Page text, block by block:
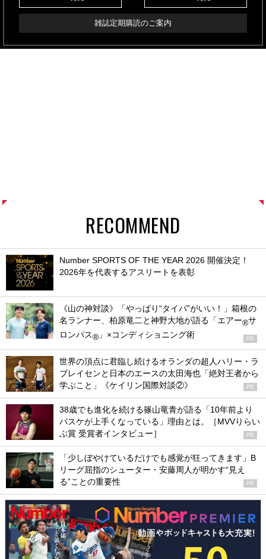
雑誌定期購読のご案内
RECOMMEND
Number SPORTS OF THE YEAR 2026 開催決定！
2026年を代表するアスリートを表彰
《山の神対談》「やっぱり“タイパ”がいい！」箱根の
名ランナー、柏原竜二と神野大地が語る「エアー®サ
ロンパス® 」×コンディショニング術 PR
世界の頂点に君臨し続けるオランダの超人ハリー・ラ
ブレイセンと日本のエースの太田海也「絶対王者から
学ぶこと」《ケイリン国際対談②》
PR
38歳でも進化を続ける篠山竜青が語る「10年前より
バスケが上手くなっている」理由とは。［MVVりらい
ぶ賞 受賞者インタビュー］
PR
「少しぼやけているだけでも感覚が狂ってきます」B
リーグ屈指のシューター・安藤周人が明かす“見え
る”ことの重要性
PR